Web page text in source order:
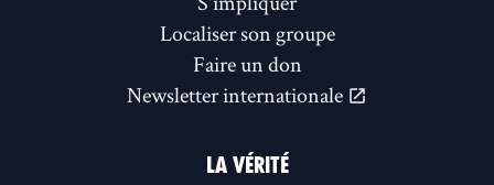
Localiser son groupe
Faire un don
Newsletter internationale
LA VÉRITÉ